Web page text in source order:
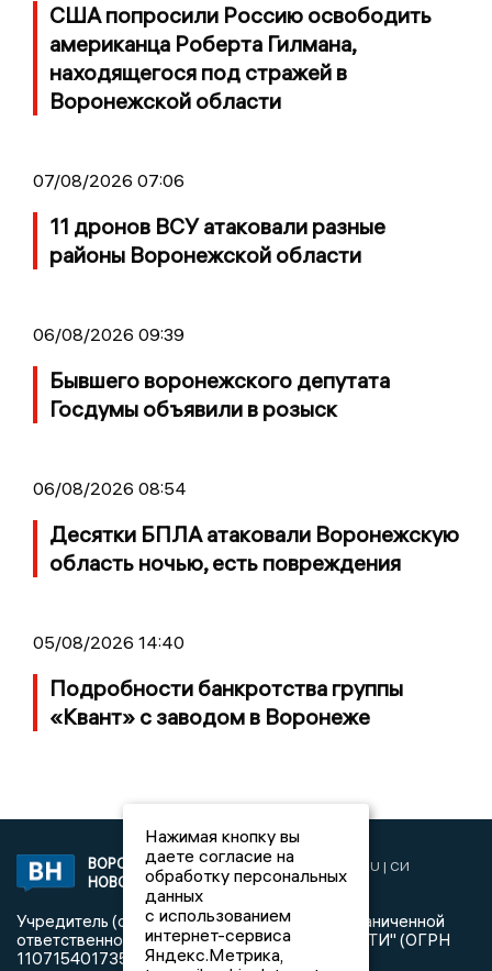
США попросили Россию освободить
американца Роберта Гилмана,
находящегося под стражей в
Воронежской области
07/08/2026 07:06
11 дронов ВСУ атаковали разные
районы Воронежской области
06/08/2026 09:39
Бывшего воронежского депутата
Госдумы объявили в розыск
06/08/2026 08:54
Десятки БПЛА атаковали Воронежскую
область ночью, есть повреждения
05/08/2026 14:40
Подробности банкротства группы
«Квант» с заводом в Воронеже
ВОРОНЕЖСКИЕ
НОВОСТИ
2019 © VORONEZHNEWS.RU | СИ
«Воронежские новости»
Учредитель (соучредители): Общество с ограниченной
ответственностью "РЕГИОНАЛЬНЫЕ НОВОСТИ" (ОГРН
1107154017354)
Нажимая кнопку вы
даете согласие на
обработку персональных
данных
с использованием
интернет-сервиса
Яндекс.Метрика,